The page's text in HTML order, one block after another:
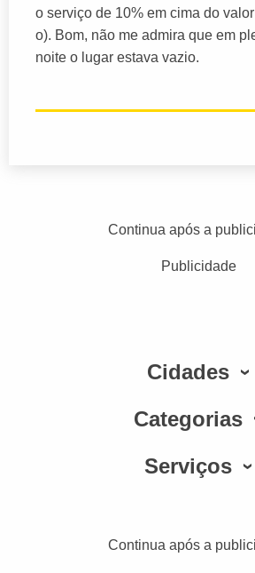
o serviço de 10% em cima do
o). Bom, não me admira que em
noite o lugar estava vazio.
Continua após a
Publicidade
Cidades
Categorias
Serviços
Continua após a